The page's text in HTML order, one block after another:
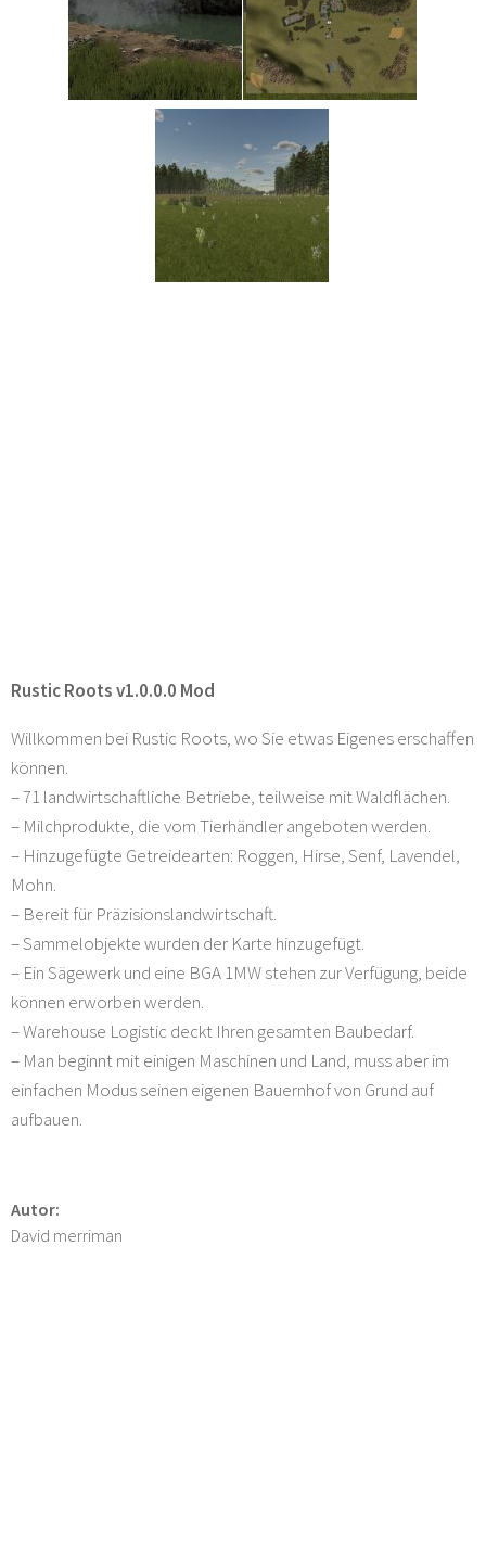
Rustic Roots v1.0.0.0 Mod
Willkommen bei Rustic Roots, wo Sie etwas Eigenes erschaffen
können.
– 71 landwirtschaftliche Betriebe, teilweise mit Waldflächen.
– Milchprodukte, die vom Tierhändler angeboten werden.
– Hinzugefügte Getreidearten: Roggen, Hirse, Senf, Lavendel,
Mohn.
– Bereit für Präzisionslandwirtschaft.
– Sammelobjekte wurden der Karte hinzugefügt.
– Ein Sägewerk und eine BGA 1MW stehen zur Verfügung, beide
können erworben werden.
– Warehouse Logistic deckt Ihren gesamten Baubedarf.
– Man beginnt mit einigen Maschinen und Land, muss aber im
einfachen Modus seinen eigenen Bauernhof von Grund auf
aufbauen.
Autor:
David merriman